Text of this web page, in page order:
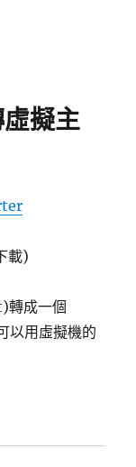
擬主
載)
轉成一個
以用虛擬機的